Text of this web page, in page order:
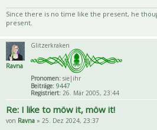
Since there is no time like the present, he
present.
Ravna
Glitzerkraken
Pronomen: sie|ihr
Beiträge: 9447
Registriert: 26. Mär 2005, 23:44
Re: I like to möw it, möw it!
von Ravna » 25. Dez 2024, 23:37